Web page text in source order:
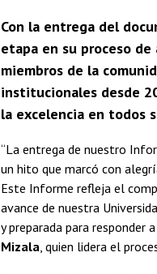
Con la entrega del
etapa en su proceso
miembros de la
institucionales desde
la excelencia en todos
“La entrega de nuestro
un hito que marcó con
Este Informe refleja el
avance de nuestra
y preparada para responder
Mizala , quien lidera el